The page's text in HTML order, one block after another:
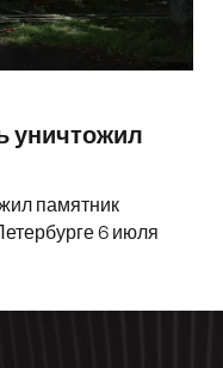
уничтожил
памятник
6 июля